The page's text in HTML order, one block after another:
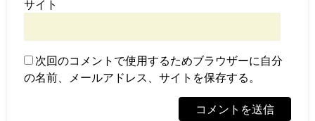
サイト
次回のコメントで使用するためブラウザーに自分
の名前、メールアドレス、サイトを保存する。